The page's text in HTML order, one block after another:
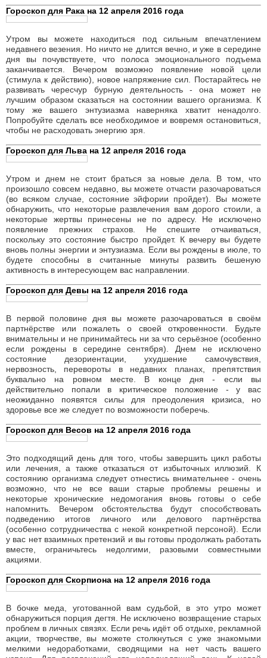
Гороскоп для Близнецов на 12 апреля 2016 года
Ваш успех и временное возвышение над окружающими
способны принести в этот день не только положительные
эмоции, но и некоторые отрицательные плоды. Не исключены и
совсем неожиданные, непредвиденные результаты, которых вы
попросту не могли просчитать заранее. Если вы рождены в
середине июня, то можете впасть в кратковременное отчаяние
или раздражение. Постарайтесь не планировать в это время
никаких важных действий. В конце дня обстановка станет другой
(в частности эмоциональные перепады сменятся готовностью к
активным, энергичным поступкам).
Гороскоп для Рака на 12 апреля 2016 года
Утром вы можете находиться под сильным впечатлением
недавнего везения. Но ничто не длится вечно, и уже в середине
дня вы почувствуете, что полоса эмоционального подъема
заканчивается. Вечером возможно появление новой цели
(стимула к действию), новое напряжение сил. Постарайтесь не
развивать чересчур бурную деятельность - она может не
лучшим образом сказаться на состоянии вашего организма. К
тому же вашего энтузиазма наверняка хватит ненадолго.
чтобы не расходовать энергию зря.
Утром и днем не стоит браться за новые дела. В том, что
произошло совсем недавно, вы можете отчасти разочароваться
(во всяком случае, состояние эйфории пройдет). Вы можете
обнаружить, что некоторые развлечения вам дорого стоили, а
некоторые жертвы принесены не по адресу. Не исключено
появление прежних страхов. Не спешите отчаиваться,
поскольку это состояние быстро пройдет. К вечеру вы будете
вновь полны энергии и энтузиазма. Если вы рождены в июле, то
будете способны в считанные минуты развить бешеную
активность в интересующем вас направлении.